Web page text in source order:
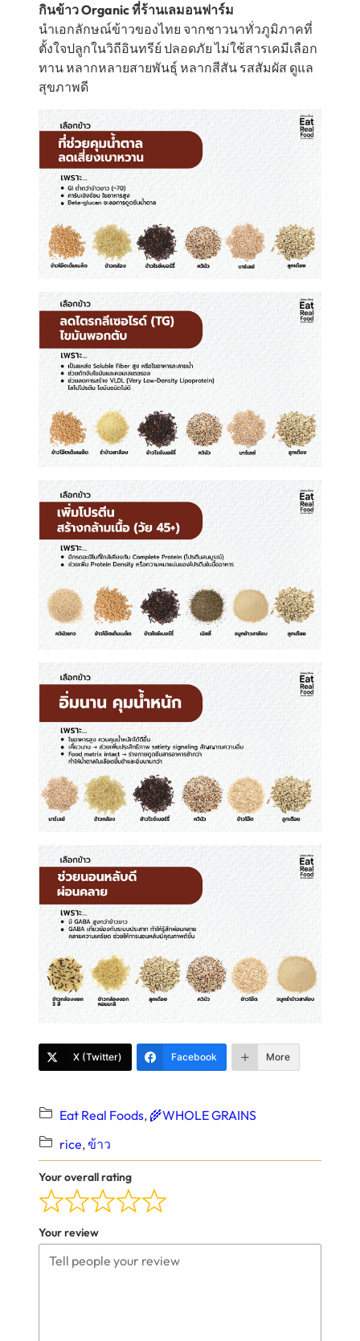
กินข้าว Organic ที่ร้านเลมอนฟาร์ม
นำเอกลักษณ์ข้าวของไทย จากชาวนาทั่วภูมิภาคที่
ตั้งใจปลูกในวิถีอินทรีย์ ปลอดภัย ไม่ใช้สารเคมีเลือก
ทาน หลากหลายสายพันธุ์ หลากสีสัน รสสัมผัส ดูแล
สุขภาพดี
X (Twitter) Facebook More
Eat Real Foods, 🌾WHOLE GRAINS
rice, ข้าว
Your overall rating
Your review